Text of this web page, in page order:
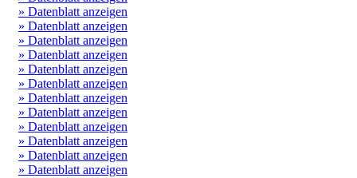
» Datenblatt anzeigen
» Datenblatt anzeigen
» Datenblatt anzeigen
» Datenblatt anzeigen
» Datenblatt anzeigen
» Datenblatt anzeigen
» Datenblatt anzeigen
» Datenblatt anzeigen
» Datenblatt anzeigen
» Datenblatt anzeigen
» Datenblatt anzeigen
» Datenblatt anzeigen